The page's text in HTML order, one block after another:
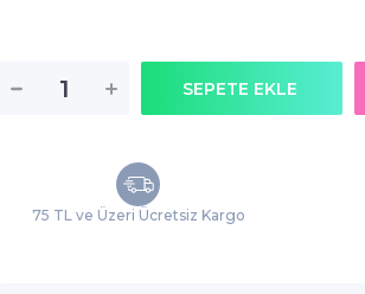
75 TL ve Üzeri Ücretsiz Kargo